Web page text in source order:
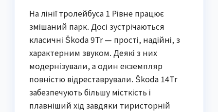
На лінії тролейбуса 1 Рівне працює
змішаний парк. Досі зустрічаються
класичні Škoda 9Tr — прості, надійні, з
характерним звуком. Деякі з них
модернізували, а один екземпляр
повністю відреставрували. Škoda 14Tr
забезпечують більшу місткість і
плавніший хід завдяки тиристорній